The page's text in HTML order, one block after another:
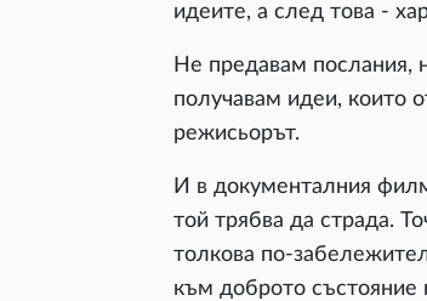
идеите, а след това -
Не предавам послания,
получавам идеи, които
режисьорът.
И в документалния
той трябва да страда.
толкова по-
към доброто състояние